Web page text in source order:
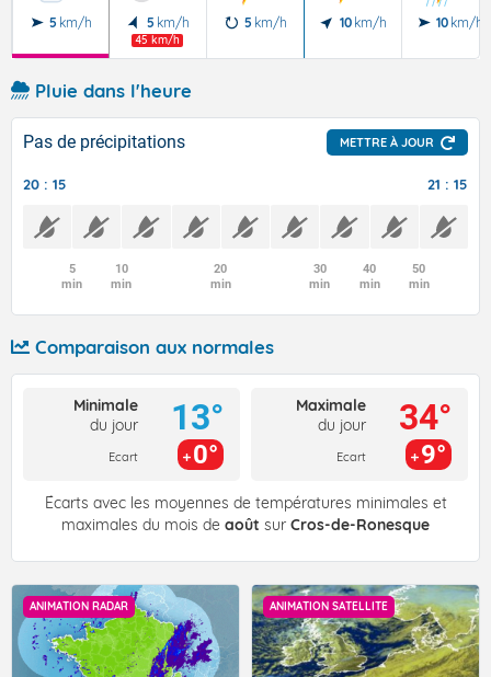
5 km/h 5 km/h
45 km/h
5 km/h 10 km/h 10 km/h
Pluie dans l'heure
Pas de précipitations METTRE À JOUR
20 : 15 21 : 15
5
min
10
min
20
min
30
min
40
min
50
min
Comparaison aux normales
Minimale
du jour
Ecart
13°
0°
Maximale
du jour
Ecart
34°
9°
Écarts avec les moyennes de températures minimales et
maximales du mois de août sur Cros-de-Ronesque
ANIMATION RADAR ANIMATION SATELLITE